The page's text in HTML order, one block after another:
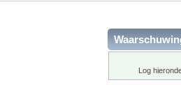
Log